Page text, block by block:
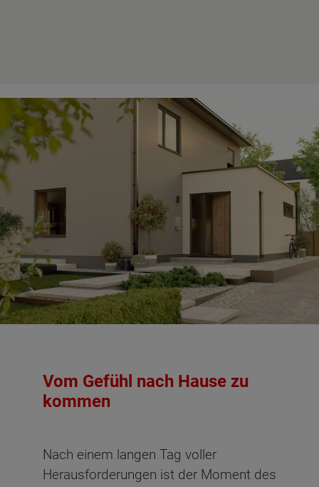
Vom Gefühl nach Hause zu
kommen
Nach einem langen Tag voller
Herausforderungen ist der Moment des